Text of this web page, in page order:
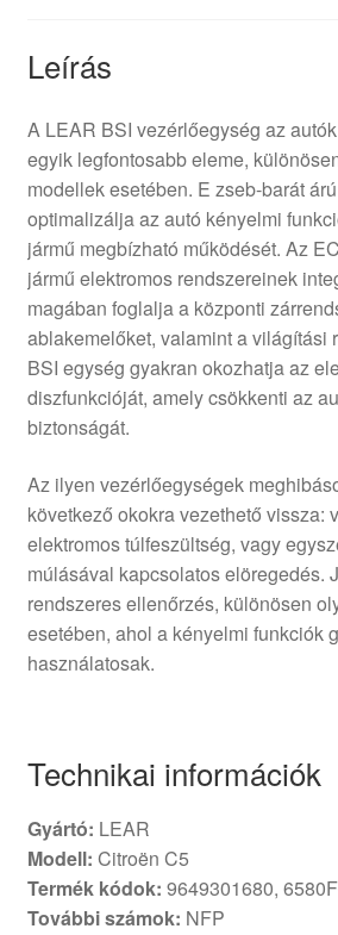
Leírás
A LEAR BSI vezérlőegység az
egyik legfontosabb eleme,
modellek esetében. E zseb-barát
optimalizálja az autó kényelmi
jármű megbízható működését. Az
jármű elektromos rendszereinek
magában foglalja a központi
ablakemelőket, valamint a világítási
BSI egység gyakran okozhatja az
diszfunkcióját, amely csökkenti az
biztonságát.
Az ilyen vezérlőegységek
következő okokra vezethető vissza:
elektromos túlfeszültség, vagy
múlásával kapcsolatos elöregedés.
rendszeres ellenőrzés, különösen
esetében, ahol a kényelmi funkciók
használatosak.
Technikai információk
Gyártó: LEAR
Modell: Citroën C5
Termék kódok: 9649301680,
További számok: NFP